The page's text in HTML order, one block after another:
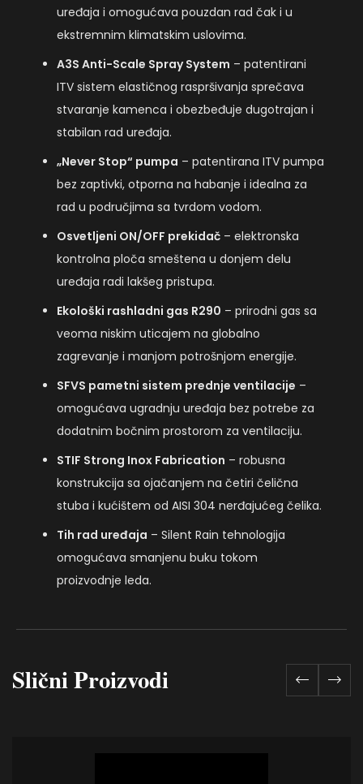
uređaja i omogućava pouzdan rad čak i u
ekstremnim klimatskim uslovima.
A3S Anti-Scale Spray System – patentirani
ITV sistem elastičnog raspršivanja sprečava
stvaranje kamenca i obezbeđuje dugotrajan i
stabilan rad uređaja.
„Never Stop“ pumpa – patentirana ITV pumpa
bez zaptivki, otporna na habanje i idealna za
rad u područjima sa tvrdom vodom.
Osvetljeni ON/OFF prekidač – elektronska
kontrolna ploča smeštena u donjem delu
uređaja radi lakšeg pristupa.
Ekološki rashladni gas R290 – prirodni gas sa
veoma niskim uticajem na globalno
zagrevanje i manjom potrošnjom energije.
SFVS pametni sistem prednje ventilacije –
omogućava ugradnju uređaja bez potrebe za
dodatnim bočnim prostorom za ventilaciju.
STIF Strong Inox Fabrication – robusna
konstrukcija sa ojačanjem na četiri čelična
stuba i kućištem od AISI 304 nerđajućeg čelika.
Tih rad uređaja – Silent Rain tehnologija
omogućava smanjenu buku tokom
proizvodnje leda.
Slični Proizvodi